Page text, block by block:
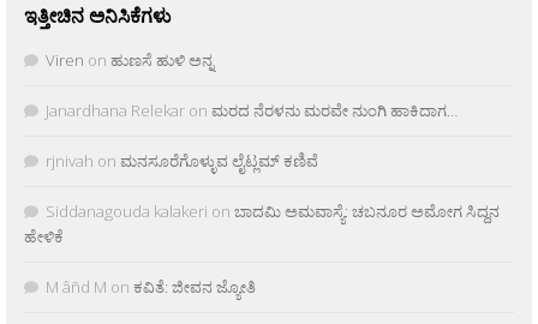
ಇತ್ತೀಚಿನ ಅನಿಸಿಕೆಗಳು
Viren on ಹುಣಸೆ ಹುಳಿ ಅನ್ನ
Janardhana Relekar on ಮರದ ನೆರಳನು ಮರವೇ ನುಂಗಿ ಹಾಕಿದಾಗ…
rjnivah on ಮನಸೂರೆಗೊಳ್ಳುವ ಲೈಟ್ಲಮ್ ಕಣಿವೆ
Siddanagouda kalakeri on ಬಾದಮಿ ಅಮವಾಸ್ಯೆ: ಚಬನೂರ ಅಮೋಗ ಸಿದ್ದನ
ಹೇಳಿಕೆ
M âñd M on ಕವಿತೆ: ಜೀವನ ಜ್ಯೋತಿ